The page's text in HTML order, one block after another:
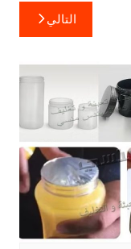
التالي